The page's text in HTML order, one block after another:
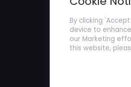
Soumettez
By clicking
device to
our Marketing
this website,